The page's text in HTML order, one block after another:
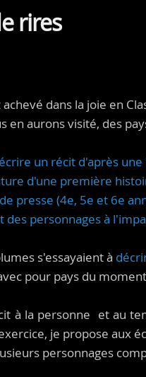
rires
dans la joie en
en aurons visité, des
un récit d'après
d'une première
presse (4e, 5e et 6e
des personnages à
s'essayaient à
pour pays du
à la personne et au
je propose aux
personnages